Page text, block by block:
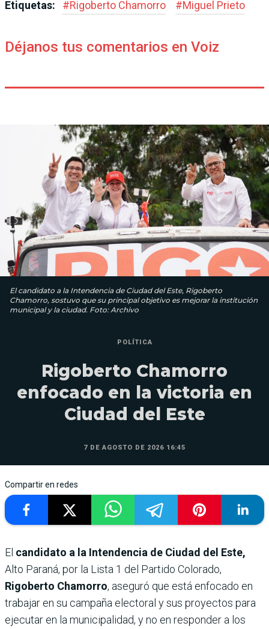
Etiquetas: #Rigoberto Chamorro #Miguel Prieto
Déjanos tus comentarios en Voiz
El candidato a la Intendencia de Ciudad del Este, Rigoberto
Chamorro, sostuvo que su principal objetivo es mejorar la institución
municipal y la ciudad. Foto: Archivo
POLÍTICA
Rigoberto Chamorro
enfocado en la victoria en
Ciudad del Este
7 DE AGOSTO DE 2026 16:45
Compartir en redes
El candidato a la Intendencia de Ciudad del Este,
Alto Paraná, por la Lista 1 del Partido Colorado,
Rigoberto Chamorro, aseguró que está enfocado en
trabajar en su campaña electoral y sus proyectos para
ejecutar en la municipalidad, y no en responder a los